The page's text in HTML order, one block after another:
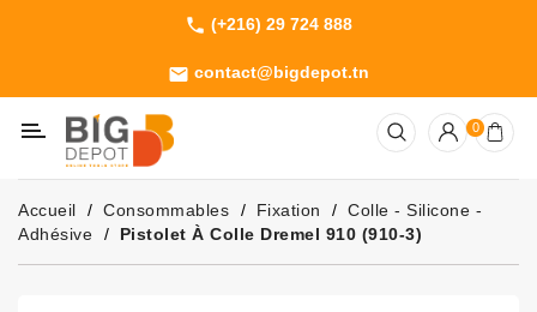
phone (+216) 29 724 888
email contact@bigdepot.tn
Machines
Outillage
Jardinage
Consommables
0
Accueil Consommables Fixation
Colle - Silicone -
Adhésive
Pistolet À Colle Dremel 910 (910-3)